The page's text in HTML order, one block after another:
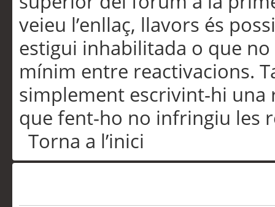
veieu l’enllaç, llavors és
estigui inhabilitada o que
mínim entre reactivacions.
simplement escrivint-hi una
que fent-ho no infringiu les
Torna a l’inici